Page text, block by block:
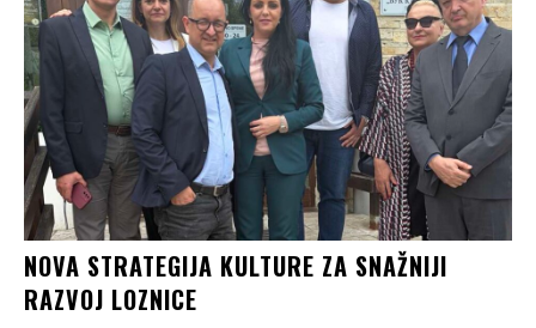
NOVA STRATEGIJA KULTURE ZA SNAŽNIJI
RAZVOJ LOZNICE